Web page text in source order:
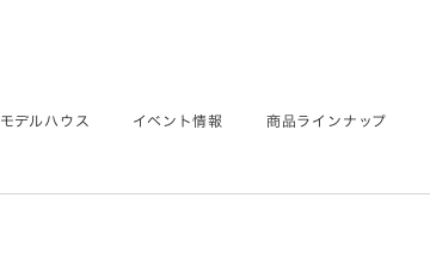
モデルハウス イベント情報 商品ラインナップ